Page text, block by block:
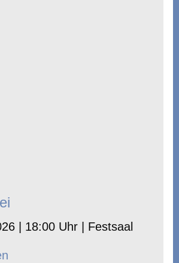
| 18:00 Uhr | Festsaal